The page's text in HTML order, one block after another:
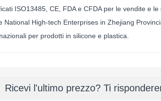
ISO13485, CE, FDA e CFDA per le vendite e
National High-tech Enterprises in Zhejiang
per prodotti in silicone e plastica.
Ricevi l'ultimo prezzo? Ti